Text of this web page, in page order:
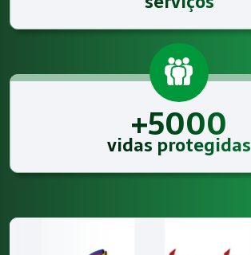
+5000
vidas protegidas